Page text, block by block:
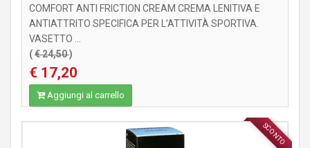
COMFORT ANTI FRICTION CREAM CREMA LENITIVA E
ANTIATTRITO SPECIFICA PER L’ATTIVITÀ SPORTIVA.
VASETTO ...
(€ 24,50)
€ 17,20
Aggiungi al carrello
SCONTO
INTEGRATORI